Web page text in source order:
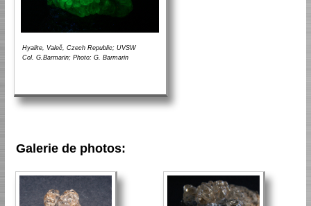
Hyalite, Valeč, Czech Republic; UVSW
Col. G.Barmarin; Photo: G. Barmarin
Galerie de photos: